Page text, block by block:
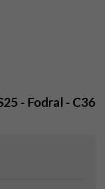
- Fodral - C36